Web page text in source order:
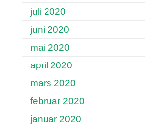
juli 2020
juni 2020
mai 2020
april 2020
mars 2020
februar 2020
januar 2020